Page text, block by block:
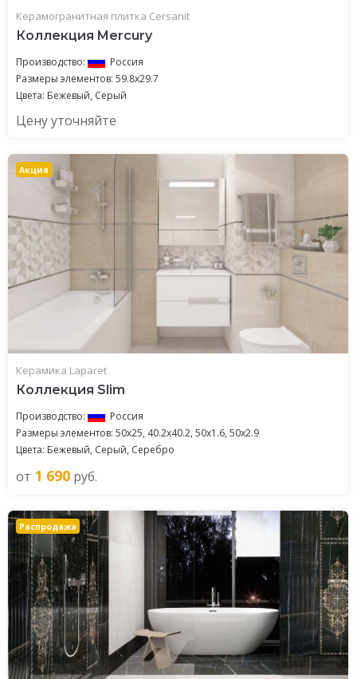
Керамогранитная плитка Cersanit
Коллекция Mercury
Производство:
Россия
Размеры элементов: 59.8x29.7
Цвета: Бежевый, Серый
Цену уточняйте
Акция
Керамика Laparet
Коллекция Slim
Производство:
Россия
Размеры элементов: 50x25, 40.2x40.2, 50x1.6, 50x2.9
Цвета: Бежевый, Серый, Серебро
от 1 690 руб.
Распродажа